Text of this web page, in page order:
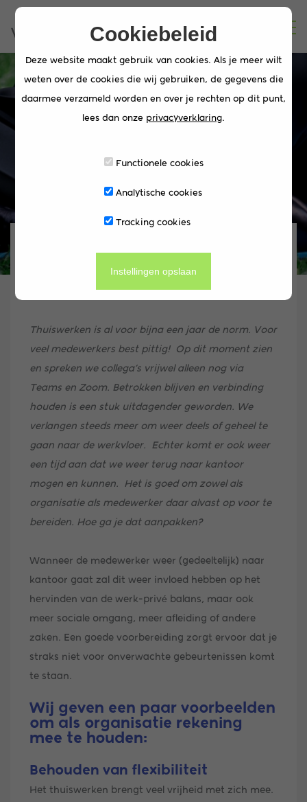
Terug naar de
periode van
thuiswerken en corona
Back2Work | Terug naar de
werkvloer na periode van
thuiswerken en corona
Thuiswerken is al voor bijna een jaar de norm. Voor
veel medewerkers best pittig! Op dit moment zien
en spreken we collega’s vrijwel alleen nog via
Teams en Zoom. Betrokken blijven en verbinding
houden is een stuk uitdagender geworden. We
verlangen steeds meer om weer deels of geheel te
gaan naar de werkvloer. Echter komt er ook weer
een tijd aan dat we weer terug naar kantoor
mogen en kunnen. Het is goed om zowel als
organisatie als medewerker daar alvast op voor te
bereiden. Hoe ga je dat aanpakken?
Wanneer de medewerker weer (gedeeltelijk) naar
kantoor gaat zal dit weer invloed hebben op het
hervinden van de werk-privé balans, maar ook
meer sociale omgang, meer afleiding of andere
zaken. Een goede voorbereiding zorgt ervoor dat je
straks niet voor onverwachte gebeurtenissen komt
te staan.
Wij geven een paar voorbeelden
om als organisatie rekening
mee te houden:
Behouden van flexibiliteit
Het thuiswerken brengt veel vrijheid met zich mee.
Cookiebeleid
Deze website maakt gebruik van cookies. Als je meer wilt
weten over de cookies die wij gebruiken, de gegevens die
daarmee verzameld worden en over je rechten op dit punt,
lees dan onze privacyverklaring.
Functionele cookies
Analytische cookies
Tracking cookies
Instellingen opslaan